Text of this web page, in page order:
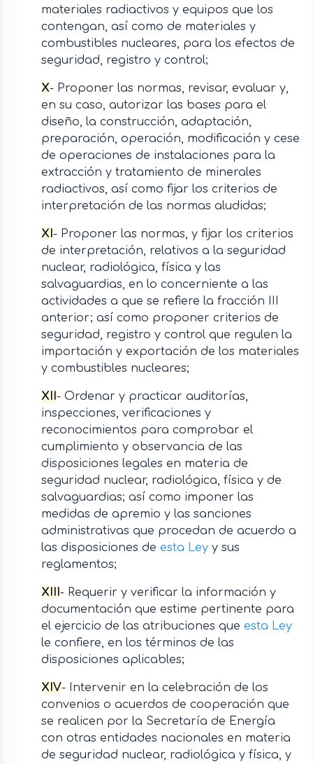
materiales radiactivos y equipos que los
contengan, así como de materiales y
combustibles nucleares, para los efectos de
seguridad, registro y control;
X- Proponer las normas, revisar, evaluar y,
en su caso, autorizar las bases para el
diseño, la construcción, adaptación,
preparación, operación, modificación y cese
de operaciones de instalaciones para la
extracción y tratamiento de minerales
radiactivos, así como fijar los criterios de
interpretación de las normas aludidas;
XI - Proponer las normas, y fijar los criterios
de interpretación, relativos a la seguridad
nuclear, radiológica, física y las
salvaguardias, en lo concerniente a las
actividades a que se refiere la fracción III
anterior; así como proponer criterios de
seguridad, registro y control que regulen la
importación y exportación de los materiales
y combustibles nucleares;
XII - Ordenar y practicar auditorías,
inspecciones, verificaciones y
reconocimientos para comprobar el
cumplimiento y observancia de las
disposiciones legales en materia de
seguridad nuclear, radiológica, física y de
salvaguardias; así como imponer las
medidas de apremio y las sanciones
administrativas que procedan de acuerdo a
las disposiciones de esta Leyy sus
reglamentos;
XIII - Requerir y verificar la información y
documentación que estime pertinente para
el ejercicio de las atribuciones que esta Ley
le confiere, en los términos de las
disposiciones aplicables;
XIV- Intervenir en la celebración de los
convenios o acuerdos de cooperación que
se realicen por la Secretaría de Energía
con otras entidades nacionales en materia
de seguridad nuclear, radiológica y física, y